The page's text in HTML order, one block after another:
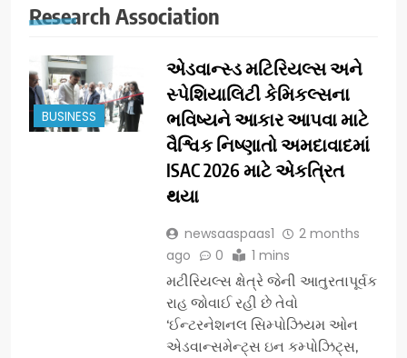
Research Association
BUSINESS
એડવાન્સ્ડ મટિરિયલ્સ અને
સ્પેશિયાલિટી કેમિકલ્સના
ભવિષ્યને આકાર આપવા માટે
વૈશ્વિક નિષ્ણાતો અમદાવાદમાં
ISAC 2026 માટે એકત્રિત
થયા
newsaaspaas1
2 months
ago
0 1 mins
મટીરિયલ્સ ક્ષેત્રે જેની આતુરતાપૂર્વક
રાહ જોવાઈ રહી છે તેવો
‘ઈન્ટરનેશનલ સિમ્પોઝિયમ ઓન
એડવાન્સમેન્ટ્સ ઇન કમ્પોઝિટ્સ,